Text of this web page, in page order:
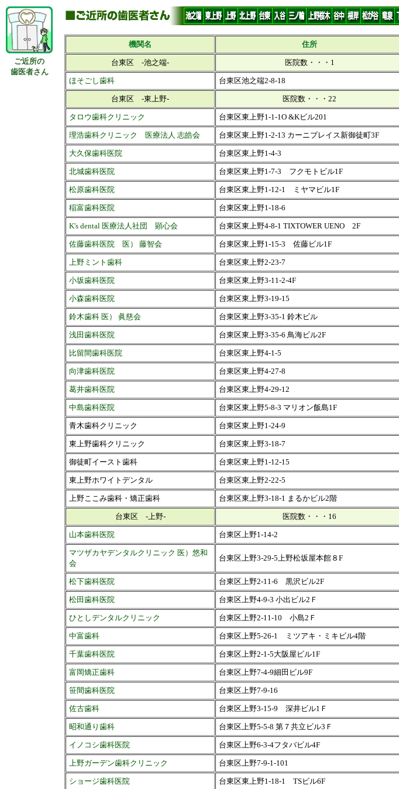
ご近所の
歯医者さん
機関名 住所
台東区 -池之端- 医院数・・・1
ほそごし歯科 台東区池之端2-8-18
台東区 -東上野- 医院数・・・22
タロウ歯科クリニック 台東区東上野1-1-1O &Kビル201
理浩歯科クリニック 医療法人 志皓会 台東区東上野1-2-13 カーニプレイス新御徒町3F
大久保歯科医院 台東区東上野1-4-3
北城歯科医院 台東区東上野1-7-3 フクモトビル1F
松原歯科医院 台東区東上野1-12-1 ミヤマビル1F
稲富歯科医院 台東区東上野1-18-6
K's dental 医療法人社団 顕心会 台東区東上野4-8-1 TIXTOWER UENO 2F
佐藤歯科医院 医） 藤智会 台東区東上野1-15-3 佐藤ビル1F
上野ミント歯科 台東区東上野2-23-7
小坂歯科医院 台東区東上野3-11-2-4F
小森歯科医院 台東区東上野3-19-15
鈴木歯科 医） 眞慈会 台東区東上野3-35-1 鈴木ビル
浅田歯科医院 台東区東上野3-35-6 鳥海ビル2F
比留間歯科医院 台東区東上野4-1-5
向津歯科医院 台東区東上野4-27-8
葛井歯科医院 台東区東上野4-29-12
中島歯科医院 台東区東上野5-8-3 マリオン飯島1F
青木歯科クリニック 台東区東上野1-24-9
東上野歯科クリニック 台東区東上野3-18-7
御徒町イースト歯科 台東区東上野1-12-15
東上野ホワイトデンタル 台東区東上野2-22-5
上野ここみ歯科・矯正歯科 台東区東上野3-18-1 まるかビル2階
台東区 -上野- 医院数・・・16
山本歯科医院 台東区上野1-14-2
マツザカヤデンタルクリニック 医）悠和
会
台東区上野3-29-5上野松坂屋本館８F
松下歯科医院 台東区上野2-11-6 黒沢ビル2F
松田歯科医院 台東区上野4-9-3 小出ビル2Ｆ
ひとしデンタルクリニック 台東区上野2-11-10 小島2Ｆ
中富歯科 台東区上野5-26-1 ミツアキ・ミキビル4階
千葉歯科医院 台東区上野2-1-5大阪屋ビル1F
富岡矯正歯科 台東区上野7-4-9細田ビル9F
笹間歯科医院 台東区上野7-9-16
佐古歯科 台東区上野3-15-9 深井ビル1Ｆ
昭和通り歯科 台東区上野5-5-8 第７共立ビル3Ｆ
イノコシ歯科医院 台東区上野6-3-4フタバビル4F
上野ガーデン歯科クリニック 台東区上野7-9-1-101
ショージ歯科医院 台東区東上野1-18-1 TSビル6F